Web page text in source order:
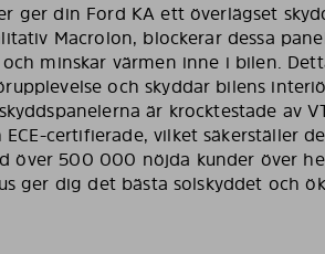
ger din Ford KA ett överlägset
Macrolon, blockerar dessa
minskar värmen inne i bilen.
och skyddar bilens
är krocktestade av
certifierade, vilket säkerställer
över 500 000 nöjda kunder över
ger dig det bästa solskyddet och